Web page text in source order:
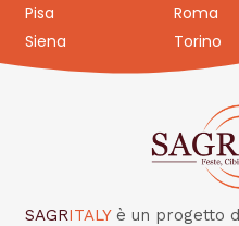
Pisa
Roma
Siena
Torino
SAGRITALY è un progetto